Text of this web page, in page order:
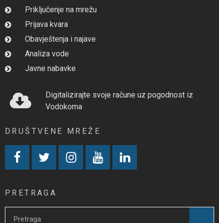
Priključenje na mrežu
Prijava kvara
Obavještenja i najave
Analiza vode
Javne nabavke
Digitalizirajte svoje račune uz pogodnost iz
Vodokoma
DRUŠTVENE MREŽE
PRETRAGA